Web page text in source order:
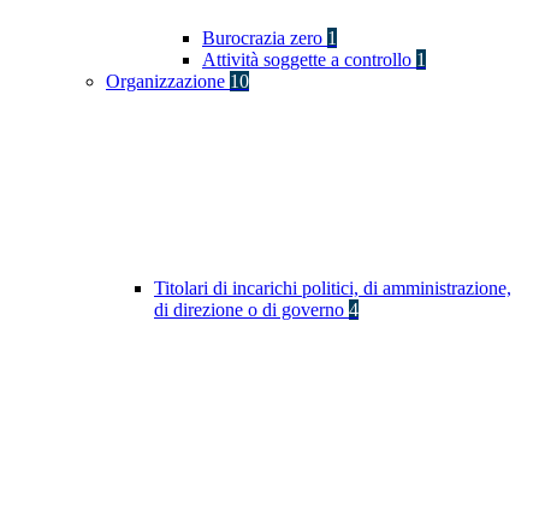
Burocrazia zero 1
Attività soggette a controllo 1
Organizzazione 10
Titolari di incarichi politici, di amministrazione,
di direzione o di governo 4